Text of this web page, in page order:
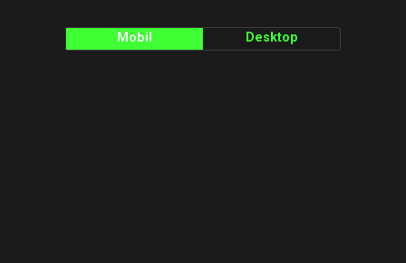
Mobil Desktop